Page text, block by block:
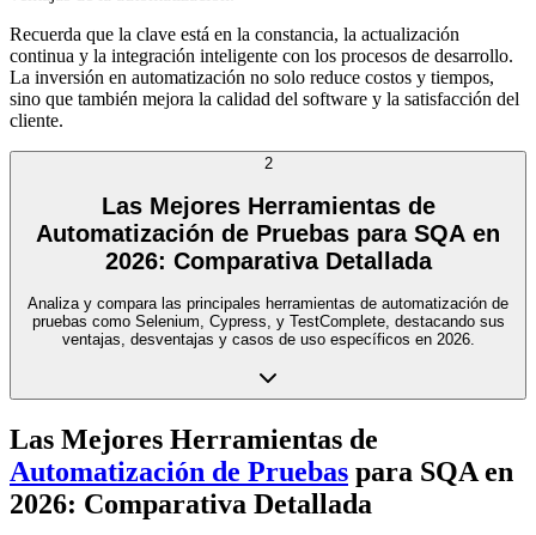
Recuerda que la clave está en la constancia, la actualización
continua y la integración inteligente con los procesos de desarrollo.
La inversión en automatización no solo reduce costos y tiempos,
sino que también mejora la calidad del software y la satisfacción del
cliente.
2
Las Mejores Herramientas de
Automatización de Pruebas para SQA en
2026: Comparativa Detallada
Analiza y compara las principales herramientas de automatización de
pruebas como Selenium, Cypress, y TestComplete, destacando sus
ventajas, desventajas y casos de uso específicos en 2026.
Las Mejores Herramientas de
Automatización de Pruebas para SQA en
2026: Comparativa Detallada